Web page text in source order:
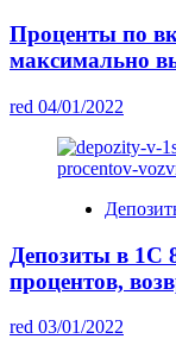
Проценты по
максимально
red 04/01/2022
Депозиты в 1С
процентов,
red 03/01/2022